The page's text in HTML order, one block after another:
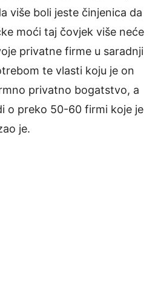
više boli jeste činjenica da
moći taj čovjek više neće
privatne firme u saradnji
te vlasti koju je on
privatno bogatstvo, a
o preko 50-60 firmi koje je
je.